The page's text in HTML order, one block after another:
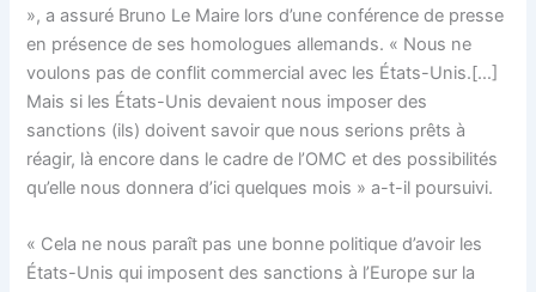
», a assuré Bruno Le Maire lors d’une conférence de presse
en présence de ses homologues allemands. « Nous ne
voulons pas de conflit commercial avec les États-Unis.[…]
Mais si les États-Unis devaient nous imposer des
sanctions (ils) doivent savoir que nous serions prêts à
réagir, là encore dans le cadre de l’OMC et des possibilités
qu’elle nous donnera d’ici quelques mois » a-t-il poursuivi.
« Cela ne nous paraît pas une bonne politique d’avoir les
États-Unis qui imposent des sanctions à l’Europe sur la